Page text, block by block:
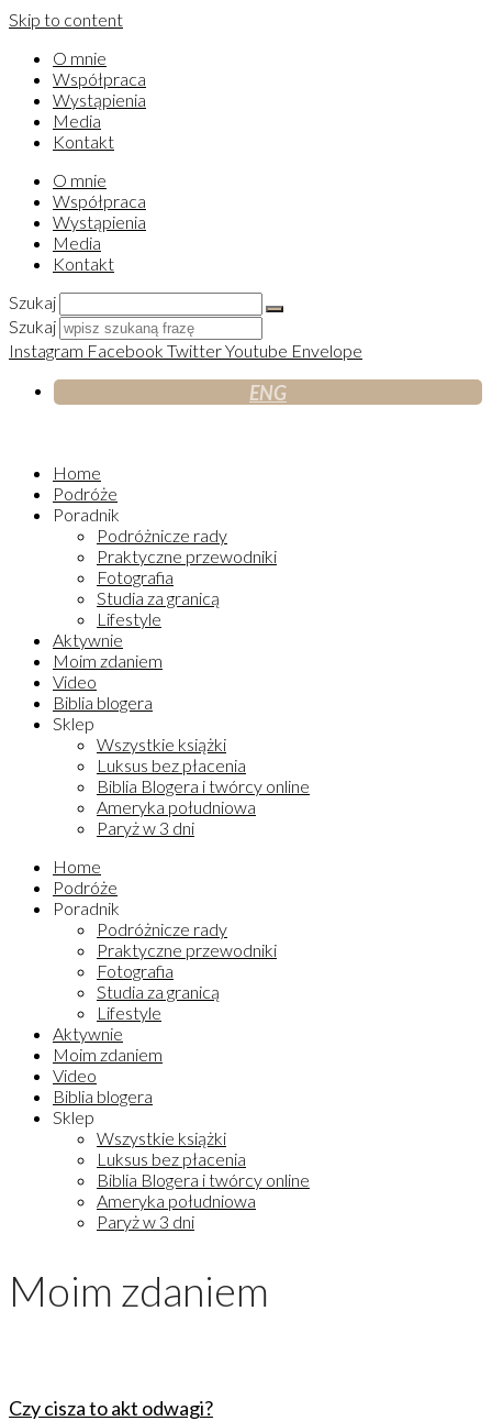
Skip to content
O mnie
Współpraca
Wystąpienia
Media
Kontakt
O mnie
Współpraca
Wystąpienia
Media
Kontakt
Szukaj
Szukaj
Instagram Facebook TwitterYoutube Envelope
ENG
Home
Podróże
Poradnik
Podróżnicze rady
Praktyczne przewodniki
Fotografia
Studia za granicą
Lifestyle
Aktywnie
Moim zdaniem
Video
Biblia blogera
Sklep
Wszystkie książki
Luksus bez płacenia
Biblia Blogera i twórcy online
Ameryka południowa
Paryż w 3 dni
Home
Podróże
Poradnik
Podróżnicze rady
Praktyczne przewodniki
Fotografia
Studia za granicą
Lifestyle
Aktywnie
Moim zdaniem
Video
Biblia blogera
Sklep
Wszystkie książki
Luksus bez płacenia
Biblia Blogera i twórcy online
Ameryka południowa
Paryż w 3 dni
Moim zdaniem
Czy cisza to akt odwagi?